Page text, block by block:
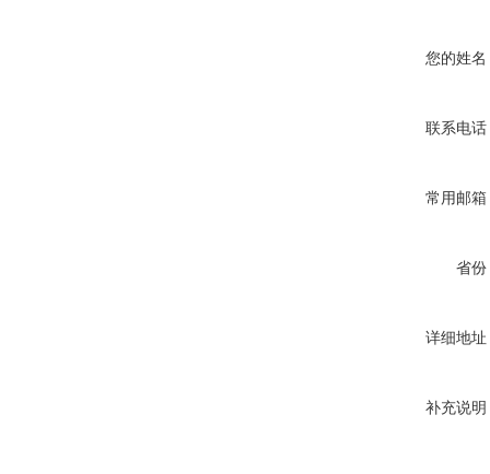
您的姓名
联系电话
常用邮箱
省份
详细地址
补充说明